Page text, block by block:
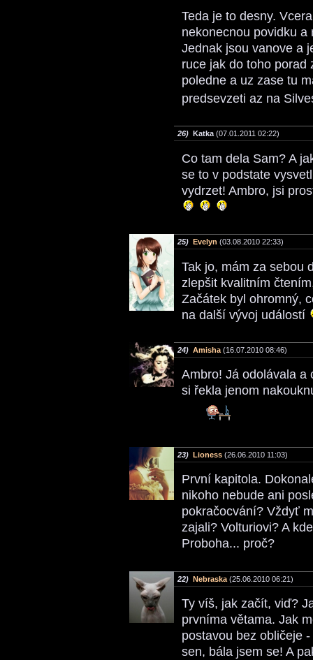
Teda je to desny.
nekonecnou povidku
Jednak jsou vanove a
ruce jak do toho porad
poledne a uz zase tu
predsevzeti az na
26) Katka (07.01.2011 02:22)
Co tam dela Sam? A
se to v podstate
vydrzet! Ambro, jsi
25) Evelyn (03.08.2010 22:33)
Tak jo, mám za sebou
zlepšit kvalitním
Začátek byl ohromný,
na další vývoj událostí
24) Amisha (16.07.2010 08:46)
Ambro! Já odolávala a
si řekla jenom
23) Lioness (26.06.2010 11:03)
První kapitola.
nikoho nebude ani
pokračocvání? Vždyť
zajali? Volturiovi? A
Proboha... proč?
22) Nebraska (25.06.2010 06:21)
Ty víš, jak začít, viď?
prvníma větama. Jak
postavou bez obličeje
sen, bála jsem se! A